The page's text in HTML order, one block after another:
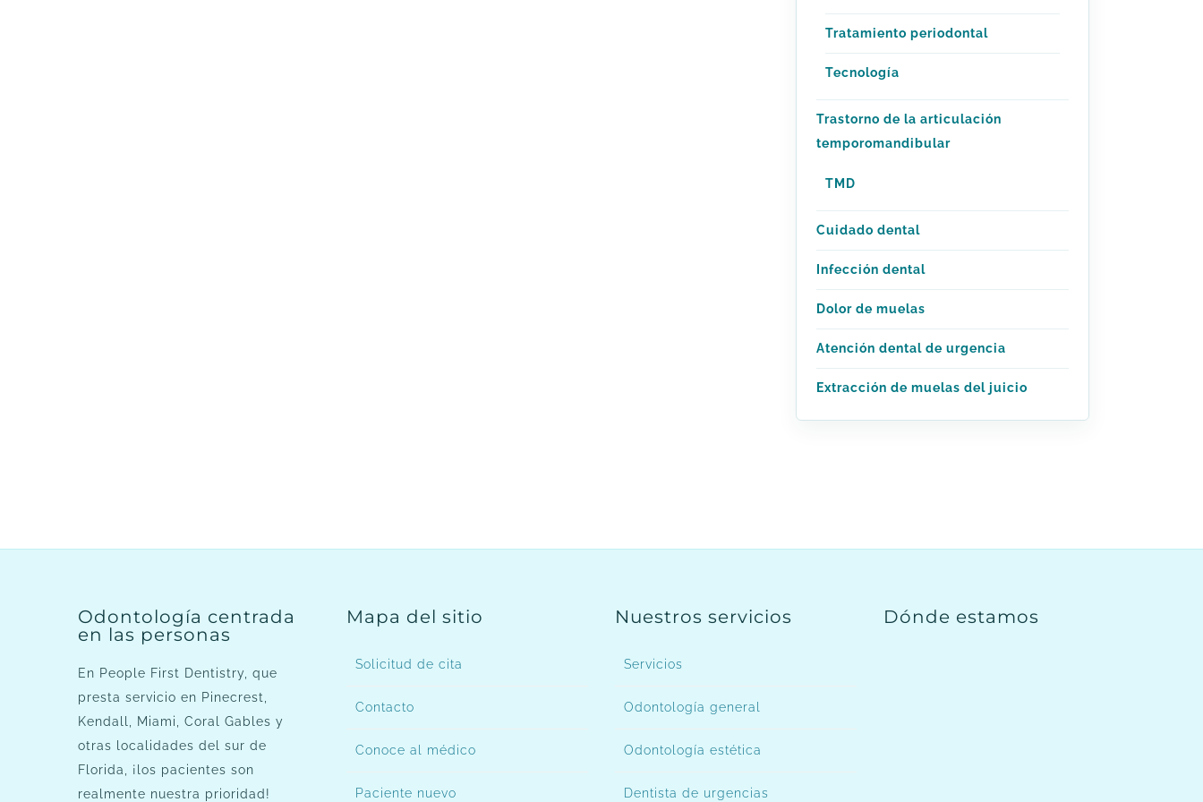
Tratamiento periodontal
Tecnología
Trastorno de la articulación
temporomandibular
TMD
Cuidado dental
Infección dental
Dolor de muelas
Atención dental de urgencia
Extracción de muelas del juicio
Odontología centrada
en las personas
En People First Dentistry, que
presta servicio en Pinecrest,
Kendall, Miami, Coral Gables y
otras localidades del sur de
Florida, ¡los pacientes son
realmente nuestra prioridad!
Mapa del sitio
Solicitud de cita
Contacto
Conoce al médico
Paciente nuevo
Nuestros servicios
Servicios
Odontología general
Odontología estética
Dentista de urgencias
Dónde estamos